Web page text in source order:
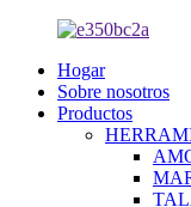
Hogar
Sobre nosotros
Productos